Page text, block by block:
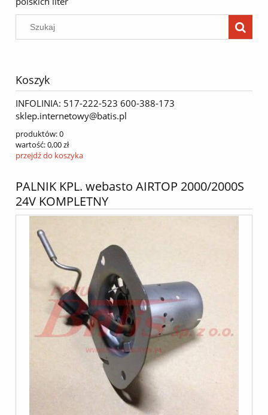
Koszyk
INFOLINIA: 517-222-523 600-388-173
sklep.internetowy@batis.pl
produktów:0
wartość:0,00 zł
przejdź do koszyka
PALNIK KPL. webasto AIRTOP 2000/2000S
24V KOMPLETNY